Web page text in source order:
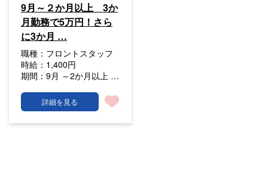
9月～２か月以上 3か
月勤務で5万円！さら
に3か月 …
職種： フロントスタッフ
時給： 1,400円
期間： 9月 ～2か月以上 …
詳細を見る